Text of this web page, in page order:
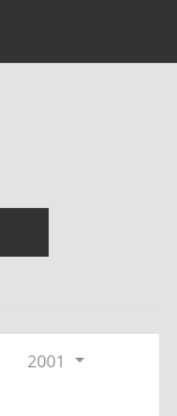
2001